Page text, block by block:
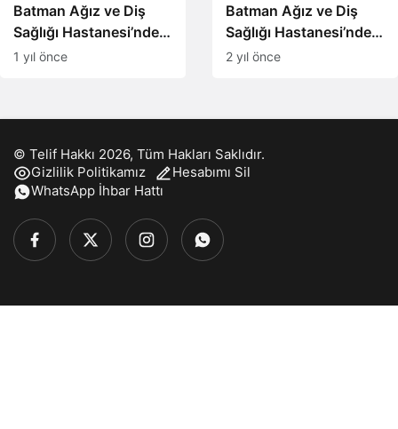
Batman Ağız ve Diş
Sağlığı Hastanesi’nden
el hijyenine dikkat
1 yıl önce
Batman Ağız ve Diş
Sağlığı Hastanesi’nden
iki başarılı operasyon
2 yıl önce
© Telif Hakkı 2026, Tüm Hakları Saklıdır.
Gizlilik Politikamız
Hesabımı Sil
WhatsApp İhbar Hattı